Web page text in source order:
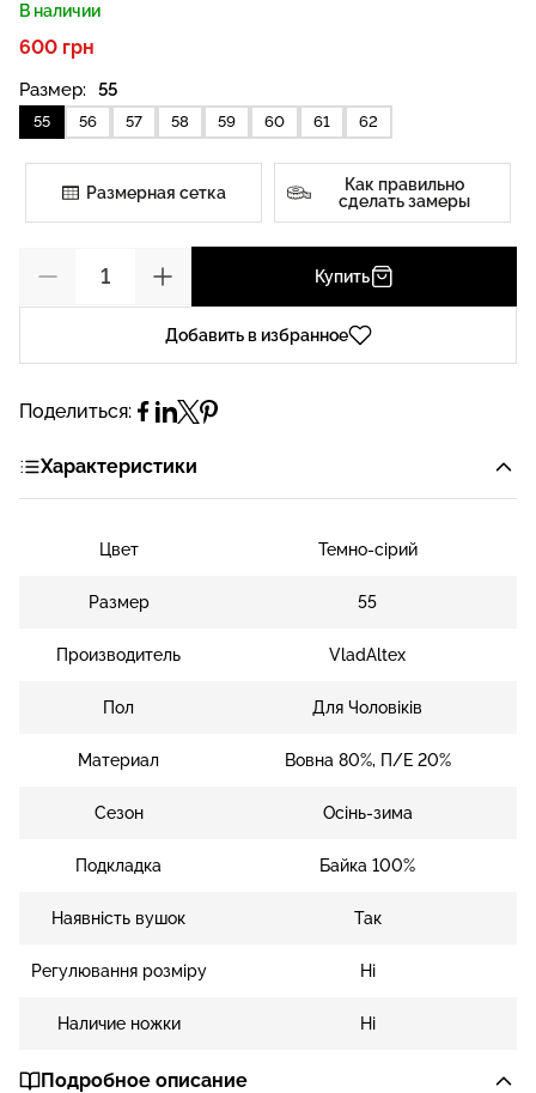
В наличии
600 грн
Размер: 55
55 56 57 58 59 60 61 62
Размерная сетка
Как правильно
сделать замеры
Купить
Добавить в избранное
Поделиться:
Характеристики
Цвет Темно-сірий
Размер 55
Производитель VladAltex
Пол Для Чоловіків
Материал Вовна 80%, П/Е 20%
Сезон Осінь-зима
Подкладка Байка 100%
Наявність вушок Так
Регулювання розміру Ні
Наличие ножки Ні
Подробное описание